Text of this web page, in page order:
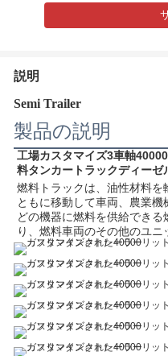
説明
Semi Trailer
製品の説明
工場カスタマイズ3車軸
料タンカートラックディーゼ
燃料トラックは、油性材料を
ともに移動して車両、農業
どの機器に燃料を供給でき
り、燃料車両のその他のユニ